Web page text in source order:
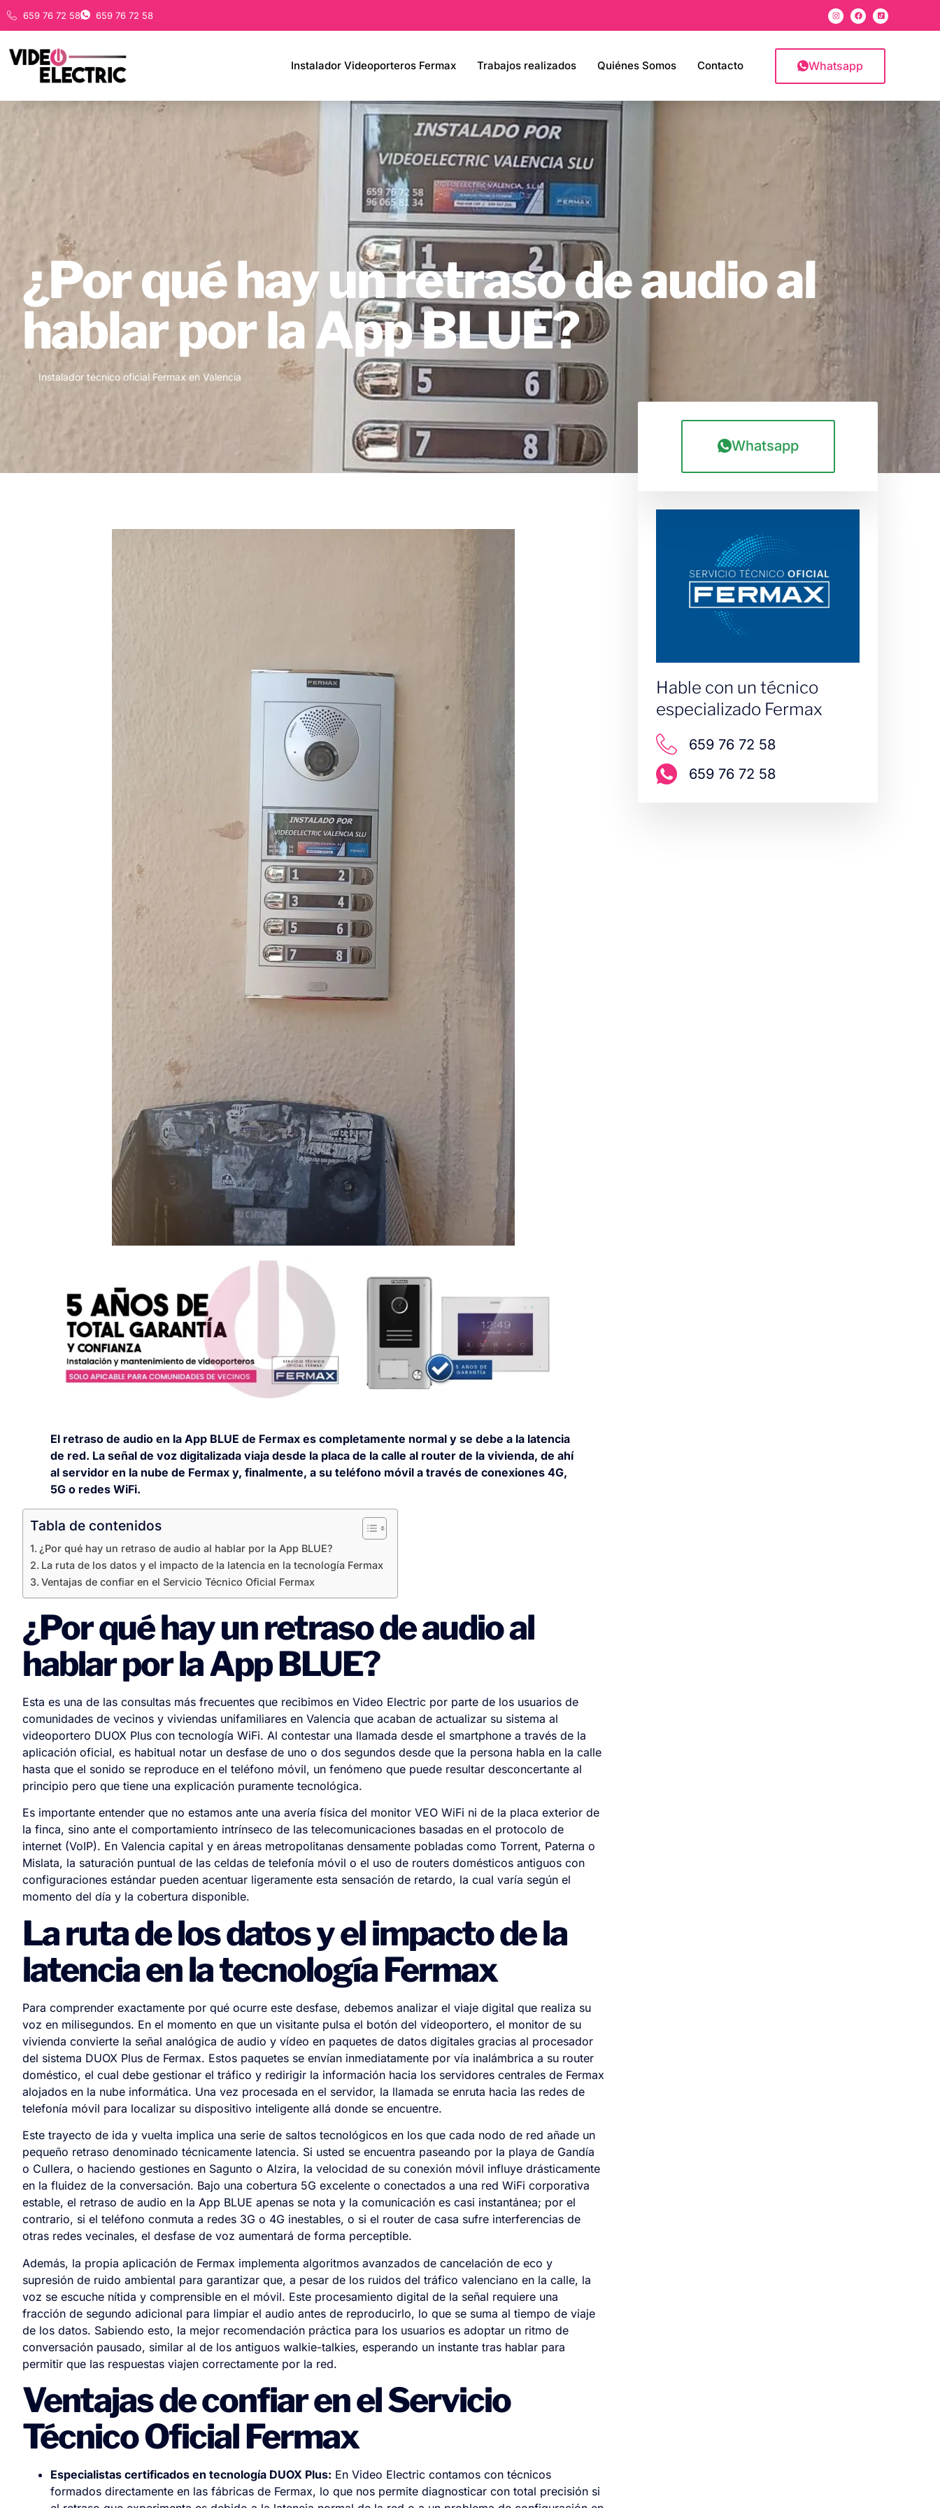
659 76 72 58 659 76 72 58
Instalador Videoporteros Fermax Trabajos realizados Quiénes Somos Contacto Whatsapp
¿Por qué hay un retraso de audio al
hablar por la App BLUE?
Instalador técnico oficial Fermax en Valencia
El retraso de audio en la App BLUE de Fermax es completamente normal y se debe a la latencia
de red. La señal de voz digitalizada viaja desde la placa de la calle al router de la vivienda, de ahí
al servidor en la nube de Fermax y, finalmente, a su teléfono móvil a través de conexiones 4G,
5G o redes WiFi.
Tabla de contenidos
¿Por qué hay un retraso de audio al hablar por la App BLUE?
La ruta de los datos y el impacto de la latencia en la tecnología Fermax
Ventajas de confiar en el Servicio Técnico Oficial Fermax
¿Por qué hay un retraso de audio al
hablar por la App BLUE?
Esta es una de las consultas más frecuentes que recibimos en Video Electric por parte de los usuarios de
comunidades de vecinos y viviendas unifamiliares en Valencia que acaban de actualizar su sistema al
videoportero DUOX Plus con tecnología WiFi. Al contestar una llamada desde el smartphone a través de la
aplicación oficial, es habitual notar un desfase de uno o dos segundos desde que la persona habla en la calle
hasta que el sonido se reproduce en el teléfono móvil, un fenómeno que puede resultar desconcertante al
principio pero que tiene una explicación puramente tecnológica.
Es importante entender que no estamos ante una avería física del monitor VEO WiFi ni de la placa exterior de
la finca, sino ante el comportamiento intrínseco de las telecomunicaciones basadas en el protocolo de
internet (VoIP). En Valencia capital y en áreas metropolitanas densamente pobladas como Torrent, Paterna o
Mislata, la saturación puntual de las celdas de telefonía móvil o el uso de routers domésticos antiguos con
configuraciones estándar pueden acentuar ligeramente esta sensación de retardo, la cual varía según el
momento del día y la cobertura disponible.
La ruta de los datos y el impacto de la
latencia en la tecnología Fermax
Para comprender exactamente por qué ocurre este desfase, debemos analizar el viaje digital que realiza su
voz en milisegundos. En el momento en que un visitante pulsa el botón del videoportero, el monitor de su
vivienda convierte la señal analógica de audio y vídeo en paquetes de datos digitales gracias al procesador
del sistema DUOX Plus de Fermax. Estos paquetes se envían inmediatamente por vía inalámbrica a su router
doméstico, el cual debe gestionar el tráfico y redirigir la información hacia los servidores centrales de Fermax
alojados en la nube informática. Una vez procesada en el servidor, la llamada se enruta hacia las redes de
telefonía móvil para localizar su dispositivo inteligente allá donde se encuentre.
Este trayecto de ida y vuelta implica una serie de saltos tecnológicos en los que cada nodo de red añade un
pequeño retraso denominado técnicamente latencia. Si usted se encuentra paseando por la playa de Gandía
o Cullera, o haciendo gestiones en Sagunto o Alzira, la velocidad de su conexión móvil influye drásticamente
en la fluidez de la conversación. Bajo una cobertura 5G excelente o conectados a una red WiFi corporativa
estable, el retraso de audio en la App BLUE apenas se nota y la comunicación es casi instantánea; por el
contrario, si el teléfono conmuta a redes 3G o 4G inestables, o si el router de casa sufre interferencias de
otras redes vecinales, el desfase de voz aumentará de forma perceptible.
Además, la propia aplicación de Fermax implementa algoritmos avanzados de cancelación de eco y
supresión de ruido ambiental para garantizar que, a pesar de los ruidos del tráfico valenciano en la calle, la
voz se escuche nítida y comprensible en el móvil. Este procesamiento digital de la señal requiere una
fracción de segundo adicional para limpiar el audio antes de reproducirlo, lo que se suma al tiempo de viaje
de los datos. Sabiendo esto, la mejor recomendación práctica para los usuarios es adoptar un ritmo de
conversación pausado, similar al de los antiguos walkie-talkies, esperando un instante tras hablar para
permitir que las respuestas viajen correctamente por la red.
Ventajas de confiar en el Servicio
Técnico Oficial Fermax
Especialistas certificados en tecnología DUOX Plus: En Video Electric contamos con técnicos
formados directamente en las fábricas de Fermax, lo que nos permite diagnosticar con total precisión si
Whatsapp
Hable con un técnico
especializado Fermax
659 76 72 58
659 76 72 58